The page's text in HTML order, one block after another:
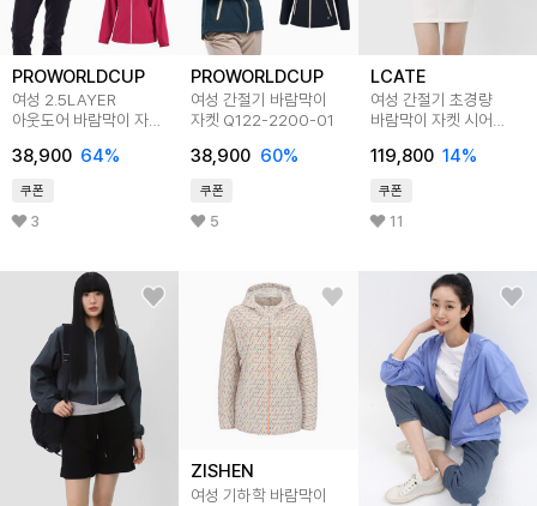
PROWORLDCUP
여성 2.5LAYER
아웃도어 바람막이 자켓
38,900 64%
쿠폰
3
PROWORLDCUP
여성 간절기 바람막이
자켓 Q122-2200-01
38,900 60%
쿠폰
5
LCATE
여성 간절기 초경량
바람막이 자켓 시어
LIT004
119,800 14%
쿠폰
11
ZISHEN
여성 기하학 바람막이